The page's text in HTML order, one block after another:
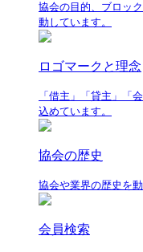
協会の目的、ブロッ
動しています。
ロゴマークと理念
「借主」「貸主」「
込めています。
協会の歴史
協会や業界の歴史を
会員検索